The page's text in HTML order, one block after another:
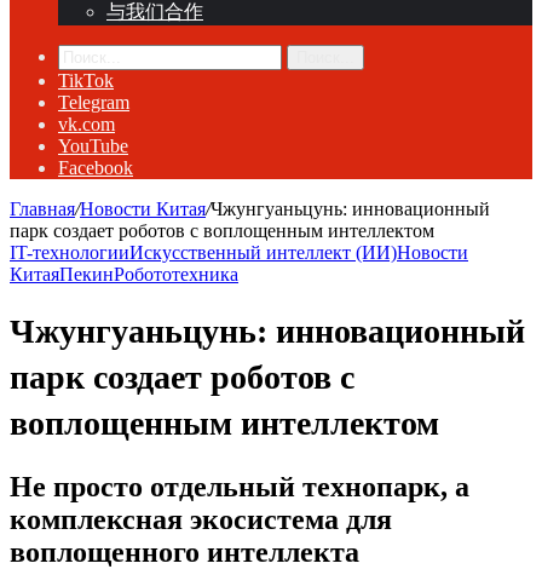
与我们合作
TikTok
Telegram
vk.com
YouTube
Facebook
Главная/Новости Китая/Чжунгуаньцунь: инновационный
парк создает роботов с воплощенным интеллектом
IT-технологииИскусственный интеллект (ИИ)Новости
КитаяПекинРобототехника
Чжунгуаньцунь: инновационный
парк создает роботов с
воплощенным интеллектом
Не просто отдельный технопарк, а
комплексная экосистема для
воплощенного интеллекта